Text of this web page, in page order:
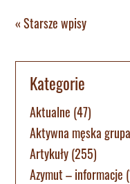
« Starsze wpisy
Kategorie
Aktualne (47)
Aktywna męska grupa
Artykuły(255)
Azymut – informacje